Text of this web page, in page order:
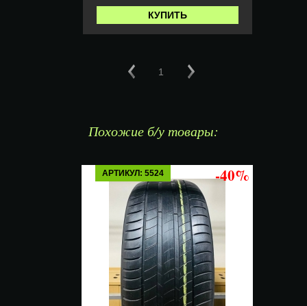
КУПИТЬ
1
Похожие б/у товары:
АРТИКУЛ: 5524 -40%